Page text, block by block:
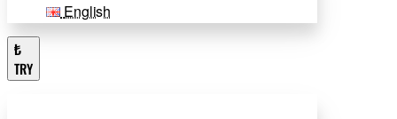
English
₺
TRY